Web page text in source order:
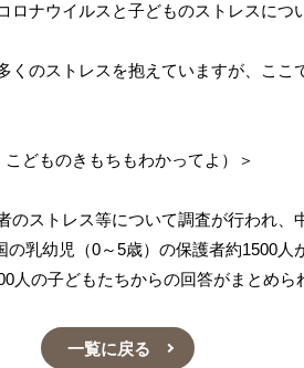
ナウイルスと子どものストレスに
のストレスを抱えていますが、こ
どものきもちもわかってよ）＞
ストレス等について調査が行われ、
乳幼児（0～5歳）の保護者約1500
の子どもたちからの回答がまとめら
一覧に戻る